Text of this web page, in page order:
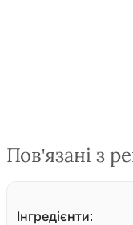
Пов'язані з
Інгредієнти: